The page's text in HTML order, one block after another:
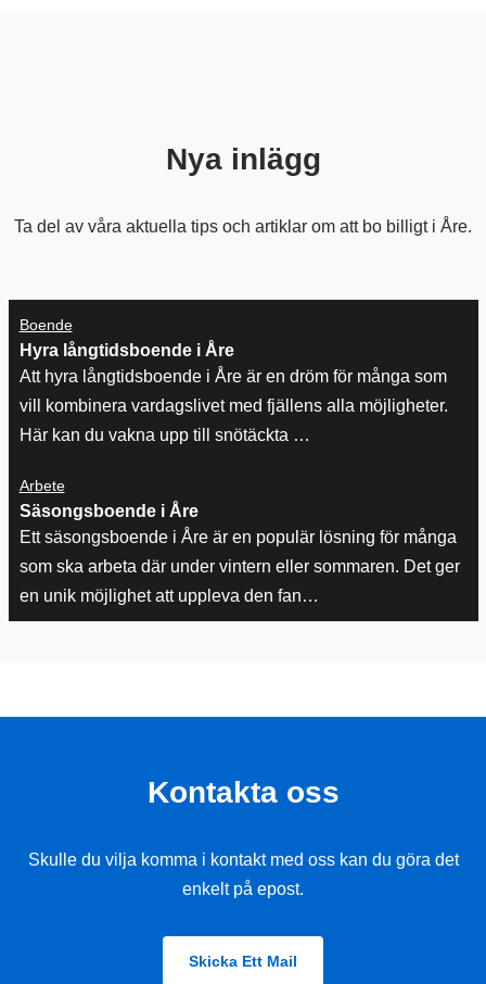
Nya inlägg
Ta del av våra aktuella tips och artiklar om att bo billigt i Åre.
Boende
Hyra långtidsboende i Åre
Att hyra långtidsboende i Åre är en dröm för många som
vill kombinera vardagslivet med fjällens alla möjligheter.
Här kan du vakna upp till snötäckta …
Arbete
Säsongsboende i Åre
Ett säsongsboende i Åre är en populär lösning för många
som ska arbeta där under vintern eller sommaren. Det ger
en unik möjlighet att uppleva den fan…
Kontakta oss
Skulle du vilja komma i kontakt med oss kan du göra det
enkelt på epost.
Skicka Ett Mail